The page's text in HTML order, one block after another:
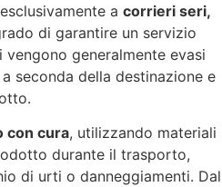
a corrieri seri,
di garantire un servizio
generalmente evasi
a seconda della destinazione e
con cura, utilizzando materiali
durante il trasporto,
di urti o danneggiamenti. Dal